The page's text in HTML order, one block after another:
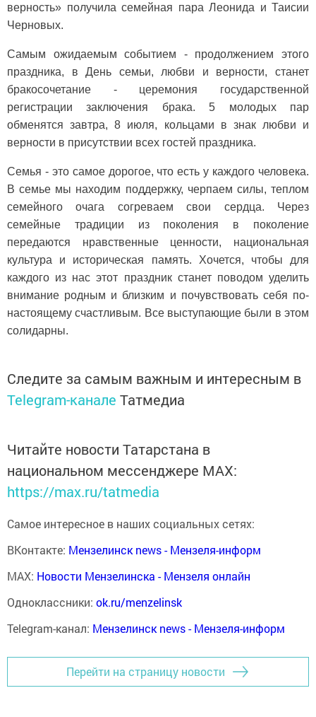
верность» получила семейная пара Леонида и Таисии
Черновых.
Самым ожидаемым событием - продолжением этого
праздника, в День семьи, любви и верности, станет
бракосочетание - церемония государственной
регистрации заключения брака. 5 молодых пар
обменятся завтра, 8 июля, кольцами в знак любви и
верности в присутствии всех гостей праздника.
Семья - это самое дорогое, что есть у каждого человека.
В семье мы находим поддержку, черпаем силы, теплом
семейного очага согреваем свои сердца. Через
семейные традиции из поколения в поколение
передаются нравственные ценности, национальная
культура и историческая память. Хочется, чтобы для
каждого из нас этот праздник станет поводом уделить
внимание родным и близким и почувствовать себя по-
настоящему счастливым. Все выступающие были в этом
солидарны.
Следите за самым важным и интересным в
Telegram-канале Татмедиа
Читайте новости Татарстана в
национальном мессенджере MАХ:
https://max.ru/tatmedia
Самое интересное в наших социальных сетях:
ВКонтакте: Мензелинск news - Мензеля-информ
MAX: Новости Мензелинска - Мензеля онлайн
Одноклассники: ok.ru/menzelinsk
Telegram-канал: Мензелинск news - Мензеля-информ
Перейти на страницу новости